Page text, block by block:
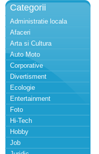
Categorii
Administratie locala
Afaceri
Arta si Cultura
Auto Moto
Corporative
Divertisment
Ecologie
Entertainment
Foto
Hi-Tech
Hobby
Job